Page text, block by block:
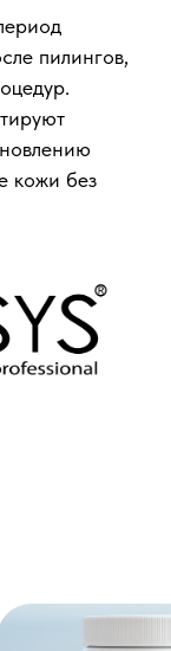
пилингов,
кожи без